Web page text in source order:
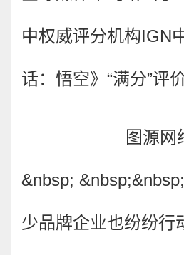
中权威评分机构IGN
话：悟空》“满分”评价
图源网
&nbsp; &nbsp;&nbsp;
少品牌企业也纷纷行